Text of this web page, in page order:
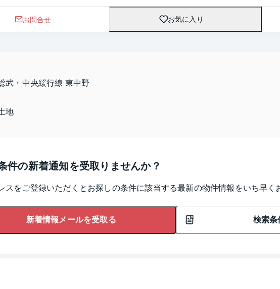
お問合せ お気に入り
武・中央緩行線 東中野
地
件の新着通知を受取りませんか？
スをご登録いただくとお探しの条件に該当する最新の物件情報をいち早く
新着情報メールを受取る 検索条